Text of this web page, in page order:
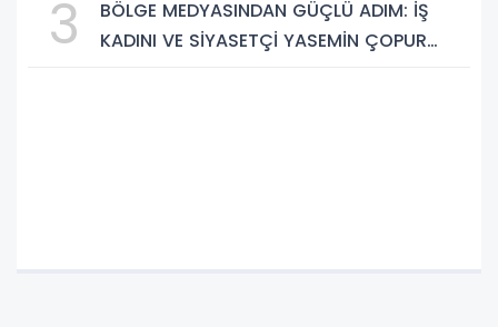
3
BÖLGE MEDYASINDAN GÜÇLÜ ADIM: İŞ
KADINI VE SİYASETÇİ YASEMİN ÇOPUR